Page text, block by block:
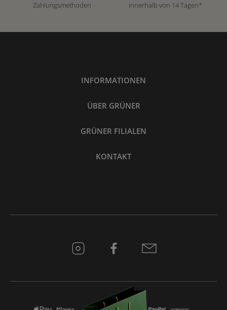
Zahlungsmethoden
innerhalb von 14 Tagen*
INFORMATIONEN
ÜBER GRÜNER
GRÜNER FILIALEN
KONTAKT